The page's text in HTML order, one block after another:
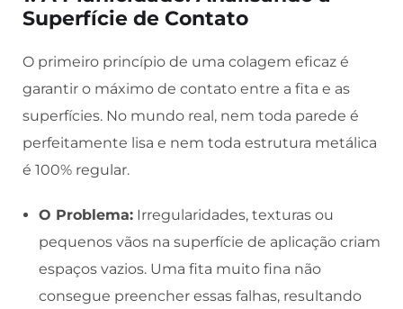
Superfície de Contato
O primeiro princípio de uma colagem eficaz é
garantir o máximo de contato entre a fita e as
superfícies. No mundo real, nem toda parede é
perfeitamente lisa e nem toda estrutura metálica
é 100% regular.
O Problema: Irregularidades, texturas ou
pequenos vãos na superfície de aplicação criam
espaços vazios. Uma fita muito fina não
consegue preencher essas falhas, resultando